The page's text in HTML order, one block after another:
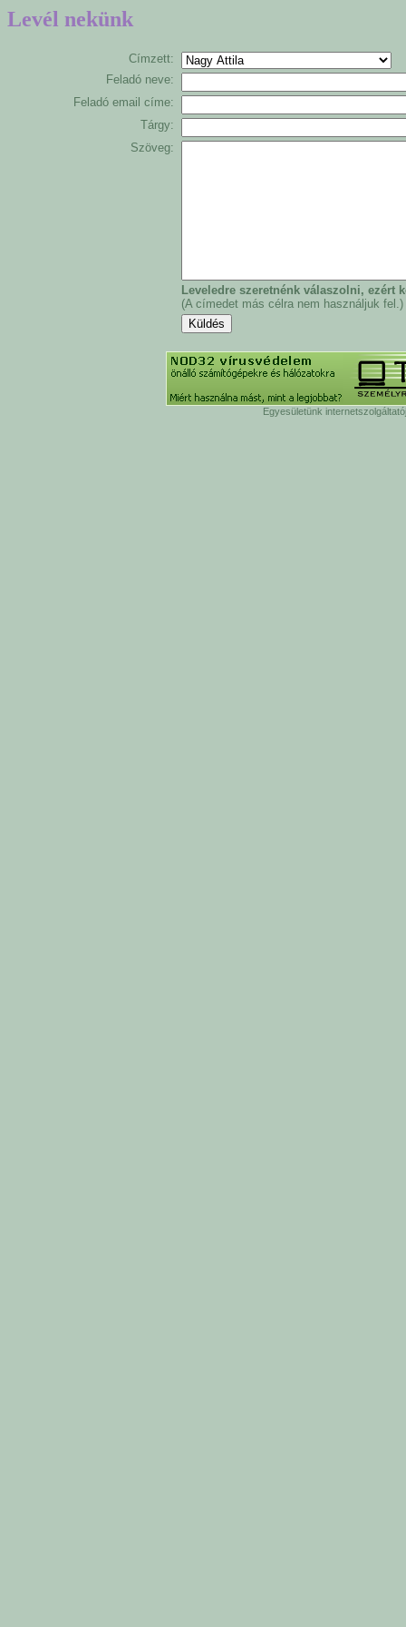
Levél nekünk
Címzett:
Feladó neve:
Feladó email címe:
Tárgy:
Szöveg:
Leveledre szeretnénk válaszolni, ezért
(A címedet más célra nem használjuk fel.)
Egyesületünk